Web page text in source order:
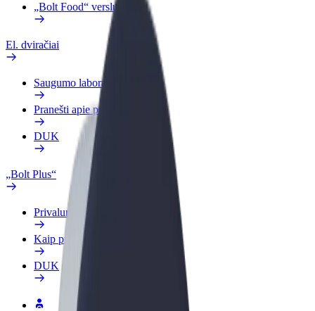
„Bolt Food“ verslui
El. dviračiai
Saugumo laboratorija
Pranešti apie problemą
DUK
„Bolt Plus“
Privalumai
Kaip prisijungti
DUK